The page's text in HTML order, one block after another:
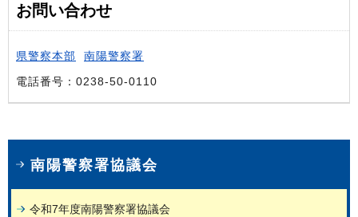
お問い合わせ
県警察本部
南陽警察署
電話番号：0238-50-0110
南陽警察署協議会
令和7年度南陽警察署協議会